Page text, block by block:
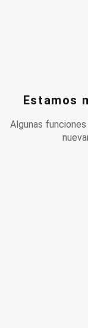
Estamos
Algunas